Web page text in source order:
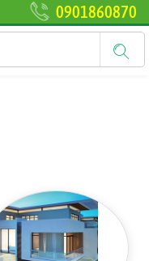
0901860870